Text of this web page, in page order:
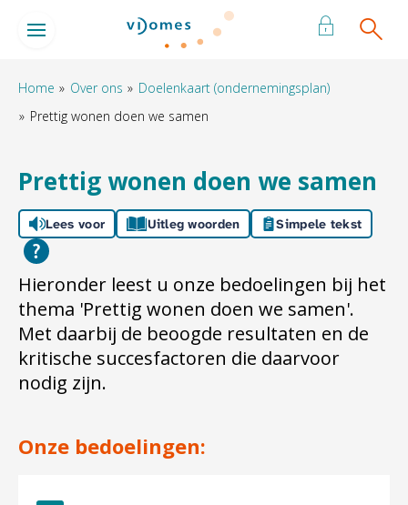
Naar de homepage
Ga naar Hoofd
Home Over ons
Doelenkaart (ondernemingsplan)
Prettig wonen doen we samen
Prettig wonen doen we samen
Lees voor Uitleg woorden Simpele tekst
Hieronder leest u onze bedoelingen bij het
thema 'Prettig wonen doen we samen'.
Met daarbij de beoogde resultaten en de
kritische succesfactoren die daarvoor
nodig zijn.
Onze bedoelingen: